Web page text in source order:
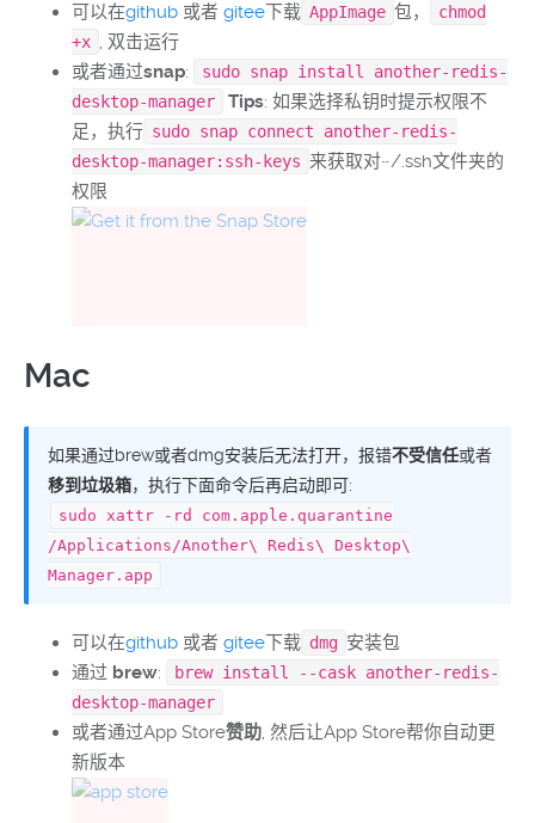
可以在github 或者 gitee下载 AppImage 包，
chmod
+x , 双击运行
或者通过snap:
sudo snap install another-redis-
desktop-manager
Tips: 如果选择私钥时提示权限不
足，执行 sudo snap connect another-redis-
desktop-manager:ssh-keys 来获取对~/.ssh文件夹的
权限
Mac
如果通过brew或者dmg安装后无法打开，报错不受信任或者
移到垃圾箱，执行下面命令后再启动即可:
sudo xattr -rd com.apple.quarantine
/Applications/Another\ Redis\ Desktop\
Manager.app
可以在github 或者 gitee下载 dmg 安装包
通过 brew:
brew install --cask another-redis-
desktop-manager
或者通过App Store赞助, 然后让App Store帮你自动更
新版本